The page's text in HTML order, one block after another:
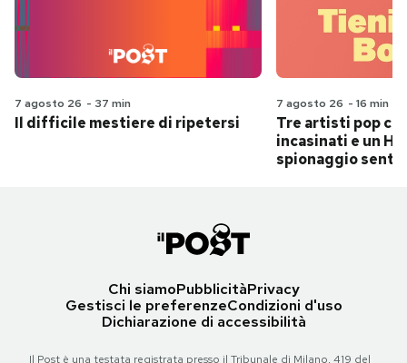
7 agosto 26 - 37 min
Il difficile mestiere di ripetersi
7 agosto 26 - 16 min
Tre artisti pop
incasinati e un
spionaggio
Chi siamoPubblicitàPrivacy
Gestisci le preferenzeCondizioni d'uso
Dichiarazione di accessibilità
Il Post è una testata registrata presso il Tribunale di Milano, 419 del